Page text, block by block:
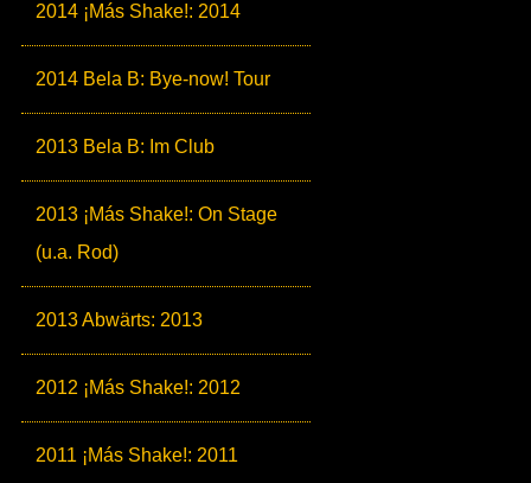
2014 ¡Más Shake!: 2014
2014 Bela B: Bye-now! Tour
2013 Bela B: Im Club
2013 ¡Más Shake!: On Stage
(u.a. Rod)
2013 Abwärts: 2013
2012 ¡Más Shake!: 2012
2011 ¡Más Shake!: 2011